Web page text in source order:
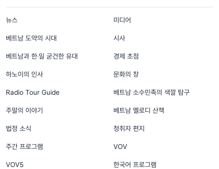
menu footer tiếng Hàn
뉴스 미디어
베트남 도약의 시대 시사
베트남과 한‧일 굳건한 유대 경제 초점
하노이의 인사 문화의 창
Radio Tour Guide 베트남 소수민족의 색깔 탐구
주말의 이야기 베트남 멜로디 산책
법정 소식 청취자 편지
주간 프로그램 VOV
VOV5 한국어 프로그램